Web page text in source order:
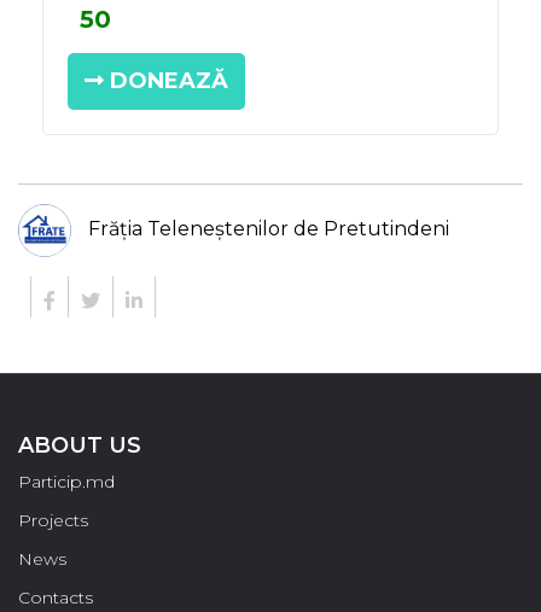
DONEAZĂ
Frăția Teleneștenilor de Pretutindeni
ABOUT US
Particip.md
Projects
News
Contacts